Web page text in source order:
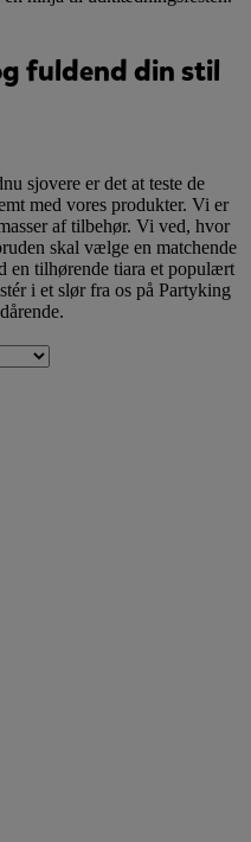
fuldend din stil
sjovere er det at teste de
med vores produkter. Vi er
af tilbehør. Vi ved, hvor
skal vælge en matchende
en tilhørende tiara et populært
i et slør fra os på Partyking